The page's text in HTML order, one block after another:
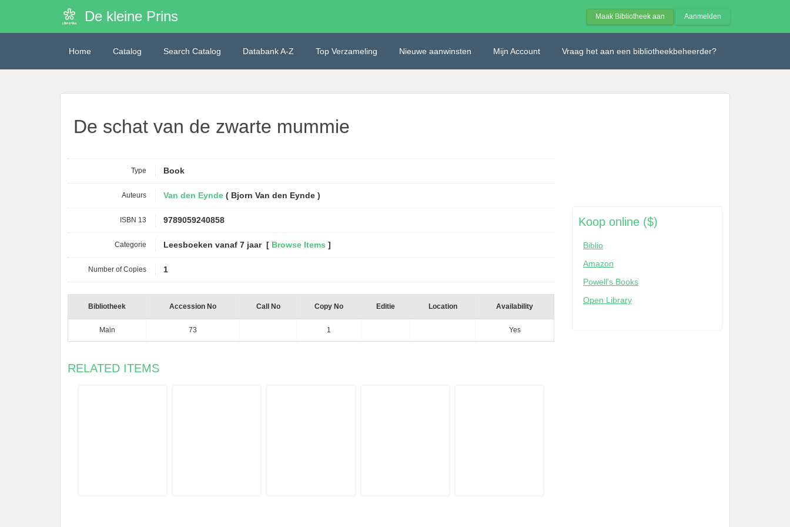
De kleine Prins Maak Bibliotheek aan Aanmelden
Home Catalog Search Catalog Databank A-Z Top Verzameling Nieuwe aanwinsten Mijn Account Vraag het aan een bibliotheekbeheerder?
De schat van de zwarte mummie
Koop online ($)
Biblio
Amazon
Powell's Books
Open Library
Type Book
Auteurs Van den Eynde ( Bjorn Van den Eynde )
ISBN 13 9789059240858
Categorie Leesboeken vanaf 7 jaar [ Browse Items ]
Number of Copies 1
Bibliotheek Accession No Call No Copy No Editie Location Availability
Main 73 1 Yes
RELATED ITEMS